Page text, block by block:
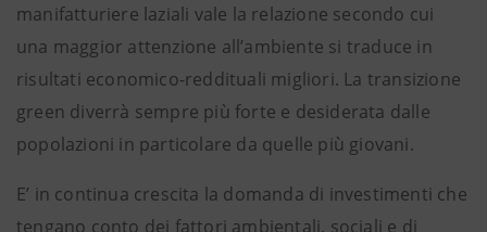
manifatturiere laziali vale la relazione secondo cui
una maggior attenzione all’ambiente si traduce in
risultati economico-reddituali migliori. La transizione
green diverrà sempre più forte e desiderata dalle
popolazioni in particolare da quelle più giovani.
E’ in continua crescita la domanda di investimenti che
tengano conto dei fattori ambientali, sociali e di